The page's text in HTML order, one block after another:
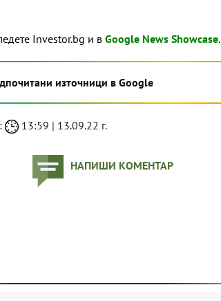
Investor.bg и в Google News Showcase.
източници в Google
13:59 | 13.09.22 г.
НАПИШИ КОМЕНТАР